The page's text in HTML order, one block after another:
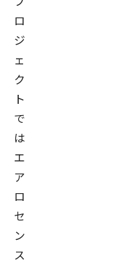
ロ
ジ
ェ
ク
ト
で
は
エ
ア
ロ
セ
ン
ス